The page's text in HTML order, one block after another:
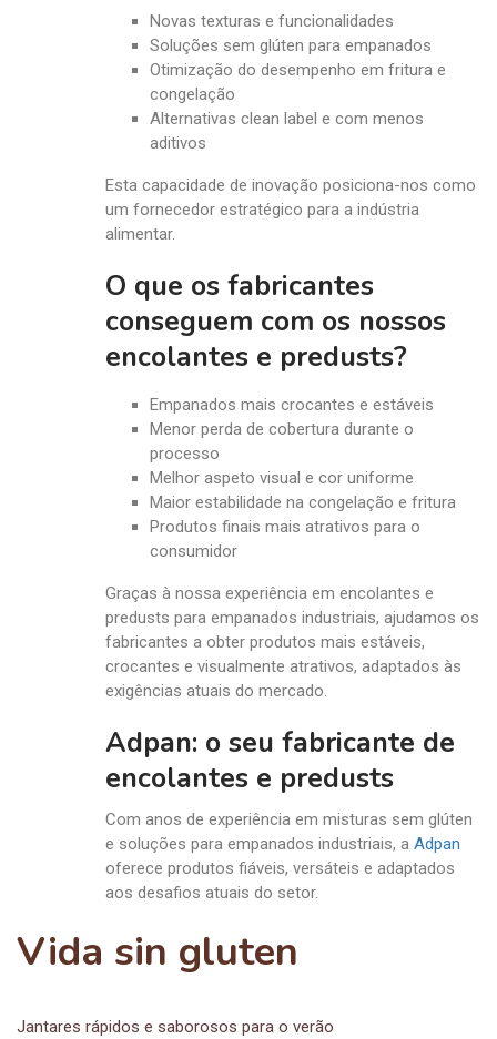
Novas texturas e funcionalidades
Soluções sem glúten para empanados
Otimização do desempenho em fritura e
congelação
Alternativas clean label e com menos
aditivos
Esta capacidade de inovação posiciona-nos como
um fornecedor estratégico para a indústria
alimentar.
O que os fabricantes
conseguem com os nossos
encolantes e predusts?
Empanados mais crocantes e estáveis
Menor perda de cobertura durante o
processo
Melhor aspeto visual e cor uniforme
Maior estabilidade na congelação e fritura
Produtos finais mais atrativos para o
consumidor
Graças à nossa experiência em encolantes e
predusts para empanados industriais, ajudamos os
fabricantes a obter produtos mais estáveis,
crocantes e visualmente atrativos, adaptados às
exigências atuais do mercado.
Adpan: o seu fabricante de
encolantes e predusts
Com anos de experiência em misturas sem glúten
e soluções para empanados industriais, a Adpan
oferece produtos fiáveis, versáteis e adaptados
aos desafios atuais do setor.
Vida sin gluten
Jantares rápidos e saborosos para o verão